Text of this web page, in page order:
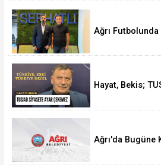
Ağrı
Hayat, Bekis;
Ağrı'da Bugüne